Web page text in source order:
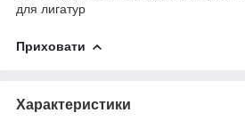
для лигатур
Приховати
Характеристики